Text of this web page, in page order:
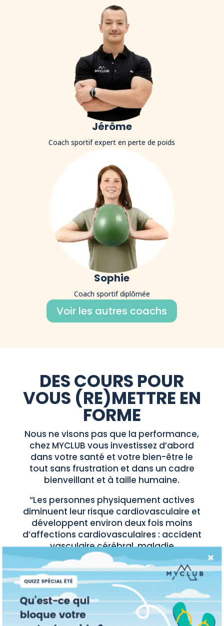
Jérôme
Coach sportif expert en perte de poids
Sophie
Coach sportif diplômée
Voir les autres coachs
DES COURS POUR
VOUS (RE)METTRE EN
FORME
Nous ne visons pas que la performance,
chez MYCLUB vous investissez d’abord
dans votre santé et votre bien-être le
tout sans frustration et dans un cadre
bienveillant et à taille humaine.
“Les personnes physiquement actives
diminuent leur risque cardiovasculaire et
développent environ deux fois moins
d’affections cardiovasculaires : accident
vasculaire cérébral, maladie
coronarienne (angine de poitrine et
infarctus du myocarde), artériopathie
des membres inférieurs...”source Ameli.fr
Trouvez votre cours idéal